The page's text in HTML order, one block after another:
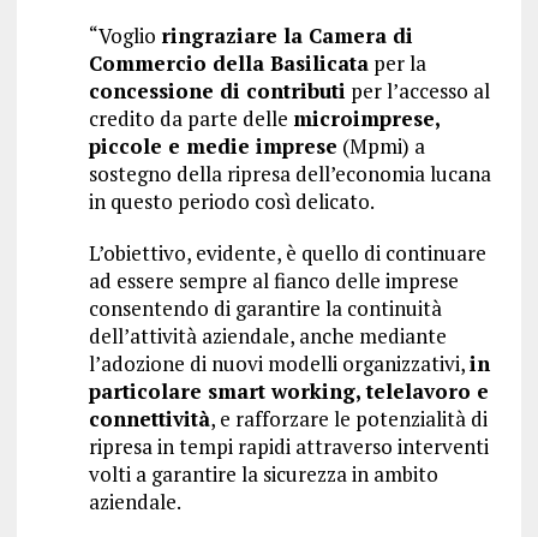
“Voglio ringraziare la Camera di
Commercio della Basilicataper la
concessione di contributi per l’accesso al
credito da parte delle microimprese,
piccole e medie imprese (Mpmi) a
sostegno della ripresa dell’economia lucana
in questo periodo così delicato.
L’obiettivo, evidente, è quello di continuare
ad essere sempre al fianco delle imprese
consentendo di garantire la continuità
dell’attività aziendale, anche mediante
l’adozione di nuovi modelli organizzativi,in
particolare smart working, telelavoro e
connettività, e rafforzare le potenzialità di
ripresa in tempi rapidi attraverso interventi
volti a garantire la sicurezza in ambito
aziendale.